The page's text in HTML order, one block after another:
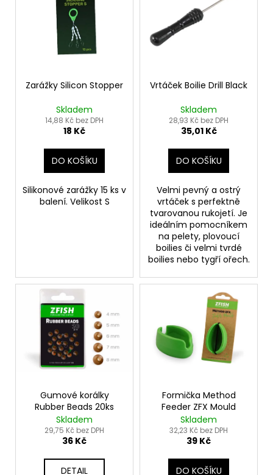
Zarážky Silicon Stopper
Skladem
14,88 Kč bez DPH
18 Kč
DO KOŠÍKU
Silikonové zarážky 15 ks v
balení. Velikost S
Vrtáček Boilie Drill Black
Skladem
28,93 Kč bez DPH
35,01 Kč
DO KOŠÍKU
Velmi pevný a ostrý
vrtáček s perfektně
tvarovanou rukojetí. Je
ideálním pomocníkem
na pelety, plovoucí
boilies či velmi tvrdé
boilies nebo tygří ořech.
Gumové korálky
Rubber Beads 20ks
Skladem
29,75 Kč bez DPH
36 Kč
DETAIL
Formička Method
Feeder ZFX Mould
Skladem
32,23 Kč bez DPH
39 Kč
DO KOŠÍKU